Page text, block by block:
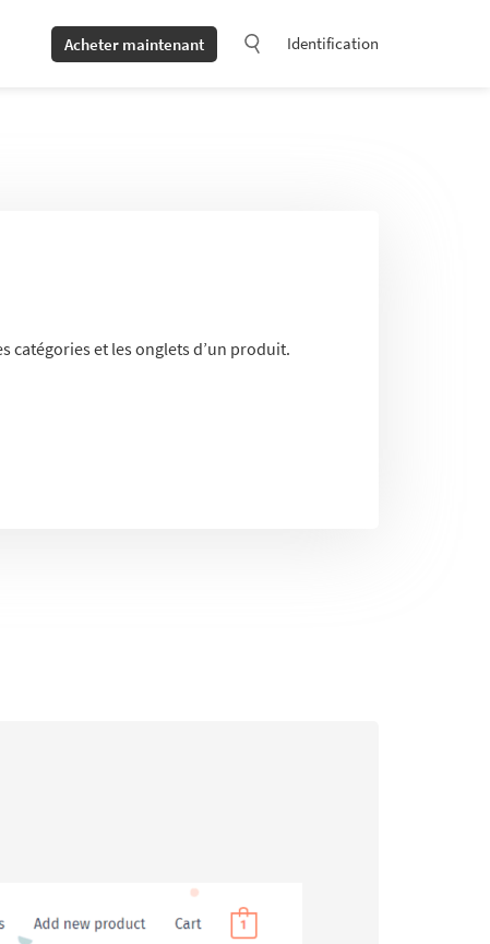
Acheter maintenant Identification
catégories et les onglets d’un produit.